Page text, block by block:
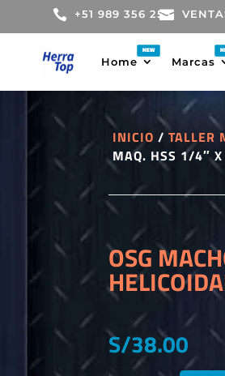
 +51 989 356 255

Home Marcas
INICIO /TALLER
MAQ. HSS 1/4″
OSG
S/38.00